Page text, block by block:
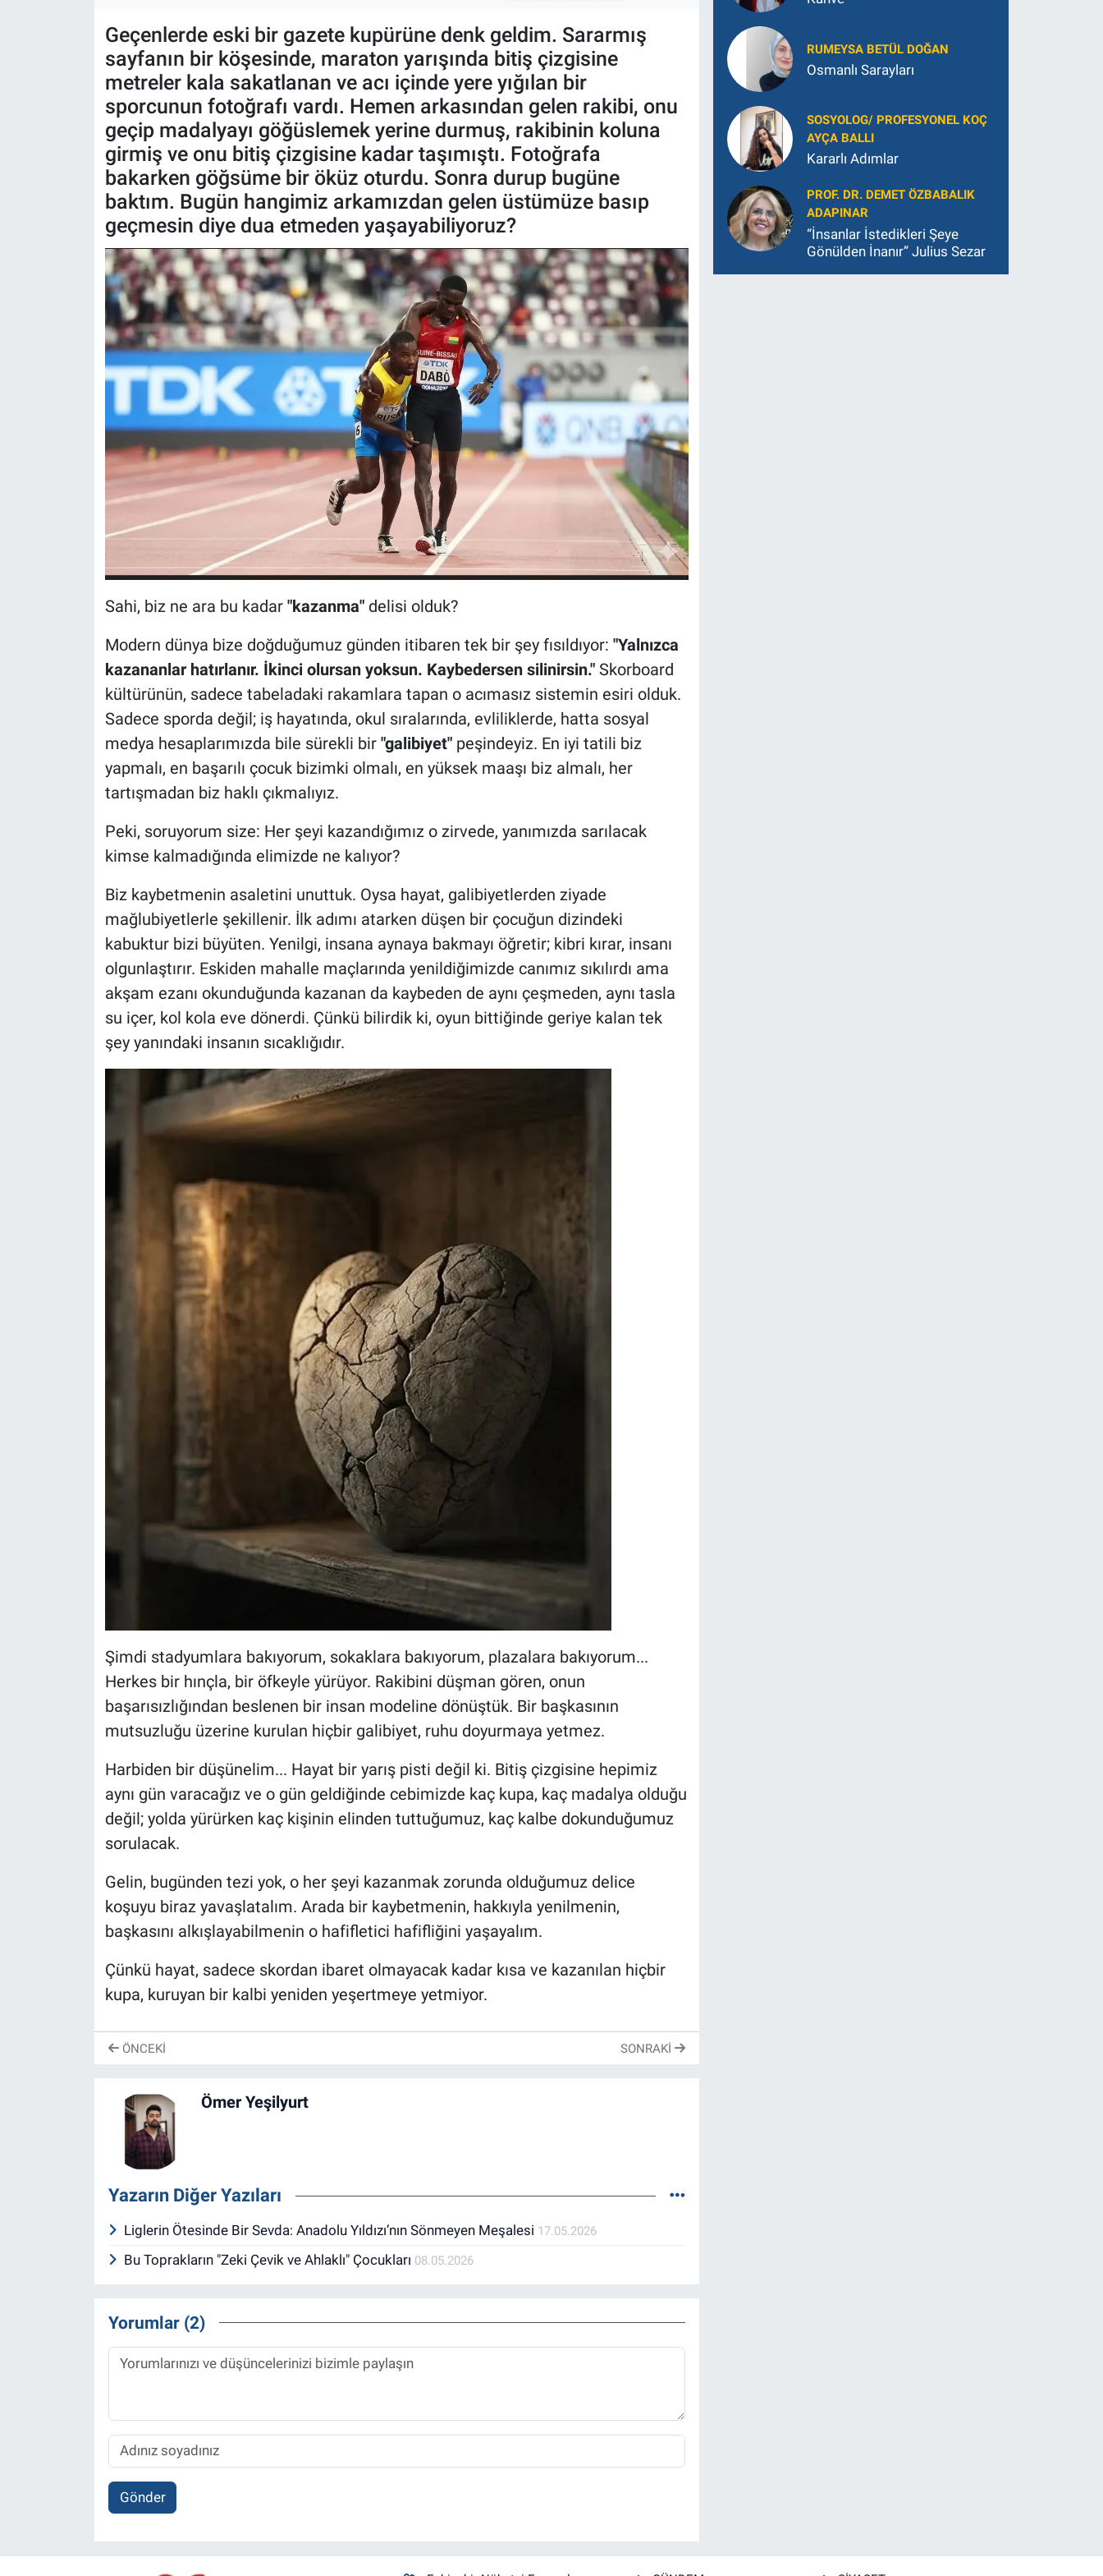
Geçenlerde eski bir gazete kupürüne denk geldim. Sararmış
sayfanın bir köşesinde, maraton yarışında bitiş çizgisine
metreler kala sakatlanan ve acı içinde yere yığılan bir
sporcunun fotoğrafı vardı. Hemen arkasından gelen rakibi, onu
geçip madalyayı göğüslemek yerine durmuş, rakibinin koluna
girmiş ve onu bitiş çizgisine kadar taşımıştı. Fotoğrafa
bakarken göğsüme bir öküz oturdu. Sonra durup bugüne
baktım. Bugün hangimiz arkamızdan gelen üstümüze basıp
geçmesin diye dua etmeden yaşayabiliyoruz?
Sahi, biz ne ara bu kadar "kazanma"delisi olduk?
Modern dünya bize doğduğumuz günden itibaren tek bir şey fısıldıyor: "Yalnızca
kazananlar hatırlanır. İkinci olursan yoksun. Kaybedersen silinirsin." Skorboard
kültürünün, sadece tabeladaki rakamlara tapan o acımasız sistemin esiri olduk.
Sadece sporda değil; iş hayatında, okul sıralarında, evliliklerde, hatta sosyal
medya hesaplarımızda bile sürekli bir "galibiyet"peşindeyiz. En iyi tatili biz
yapmalı, en başarılı çocuk bizimki olmalı, en yüksek maaşı biz almalı, her
tartışmadan biz haklı çıkmalıyız.
Peki, soruyorum size: Her şeyi kazandığımız o zirvede, yanımızda sarılacak
kimse kalmadığında elimizde ne kalıyor?
Biz kaybetmenin asaletini unuttuk. Oysa hayat, galibiyetlerden ziyade
mağlubiyetlerle şekillenir. İlk adımı atarken düşen bir çocuğun dizindeki
kabuktur bizi büyüten. Yenilgi, insana aynaya bakmayı öğretir; kibri kırar, insanı
olgunlaştırır. Eskiden mahalle maçlarında yenildiğimizde canımız sıkılırdı ama
akşam ezanı okunduğunda kazanan da kaybeden de aynı çeşmeden, aynı tasla
su içer, kol kola eve dönerdi. Çünkü bilirdik ki, oyun bittiğinde geriye kalan tek
şey yanındaki insanın sıcaklığıdır.
Şimdi stadyumlara bakıyorum, sokaklara bakıyorum, plazalara bakıyorum...
Herkes bir hınçla, bir öfkeyle yürüyor. Rakibini düşman gören, onun
başarısızlığından beslenen bir insan modeline dönüştük. Bir başkasının
mutsuzluğu üzerine kurulan hiçbir galibiyet, ruhu doyurmaya yetmez.
Harbiden bir düşünelim... Hayat bir yarış pisti değil ki. Bitiş çizgisine hepimiz
aynı gün varacağız ve o gün geldiğinde cebimizde kaç kupa, kaç madalya olduğu
değil; yolda yürürken kaç kişinin elinden tuttuğumuz, kaç kalbe dokunduğumuz
sorulacak.
Gelin, bugünden tezi yok, o her şeyi kazanmak zorunda olduğumuz delice
koşuyu biraz yavaşlatalım. Arada bir kaybetmenin, hakkıyla yenilmenin,
başkasını alkışlayabilmenin o hafifletici hafifliğini yaşayalım.
Çünkü hayat, sadece skordan ibaret olmayacak kadar kısa ve kazanılan hiçbir
kupa, kuruyan bir kalbi yeniden yeşertmeye yetmiyor.
ÖNCEKI SONRAKI
Ömer Yeşilyurt
Yazarın Diğer Yazıları
Liglerin Ötesinde Bir Sevda: Anadolu Yıldızı’nın Sönmeyen Meşalesi 17.05.2026
Bu Toprakların "Zeki Çevik ve Ahlaklı" Çocukları 08.05.2026
Yorumlar (2)
Gönder
RUMEYSA BETÜL DOĞAN
Osmanlı Sarayları
SOSYOLOG/ PROFESYONEL KOÇ
AYÇA BALLI
Kararlı Adımlar
PROF. DR. DEMET ÖZBABALIK
ADAPINAR
“İnsanlar İstedikleri Şeye
Gönülden İnanır” Julius Sezar